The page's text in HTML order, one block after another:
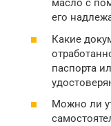
масло с
его
Какие
паспорта
Можно ли